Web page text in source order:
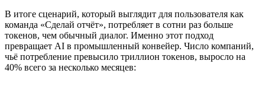
В итоге сценарий, который выглядит для пользователя как
команда «Сделай отчёт», потребляет в сотни раз больше
токенов, чем обычный диалог. Именно этот подход
превращает AI в промышленный конвейер. Число компаний,
чьё потребление превысило триллион токенов, выросло на
40% всего за несколько месяцев: